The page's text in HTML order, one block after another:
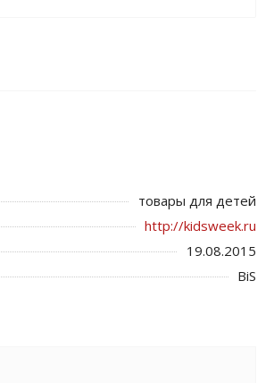
товары для детей
http://kidsweek.ru
19.08.2015
BiS